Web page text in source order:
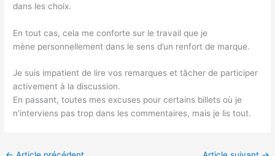
dans les choix.
En tout cas, cela me conforte sur le travail que je
mène personnellement dans le sens d’un renfort de marque.
Je suis impatient de lire vos remarques et tâcher de participer
activement à la discussion.
En passant, toutes mes excuses pour certains billets où je
n’interviens pas trop dans les commentaires, mais je lis tout.